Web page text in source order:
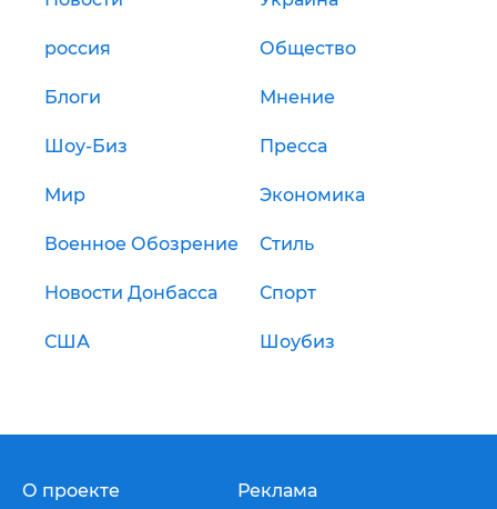
россия Общество
Блоги Мнение
Шоу-Биз Пресса
Мир Экономика
Военное Обозрение Стиль
Новости Донбасса Спорт
США Шоубиз
О проекте Реклама